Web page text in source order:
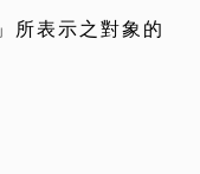
所表示之對象的